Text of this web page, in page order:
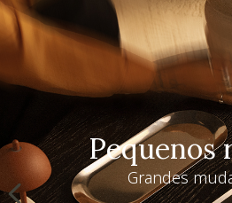
Pequenos
Grandes